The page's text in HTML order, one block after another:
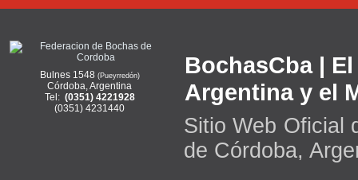
Bulnes 1548 (Pueyrredón)
Córdoba, Argentina
Tel: (0351) 4221928
(0351) 4231440
BochasCba |
Argentina y el
Sitio Web Oficial
de Córdoba,